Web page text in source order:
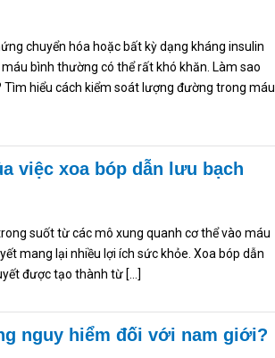
chuyển hóa hoặc bất kỳ dạng kháng insulin
bình thường có thể rất khó khăn. Làm sao
hiểu cách kiểm soát lượng đường trong máu
việc xoa bóp dẫn lưu bạch
suốt từ các mô xung quanh cơ thể vào máu
mang lại nhiều lợi ích sức khỏe. Xoa bóp dẫn
được tạo thành từ […]
nguy hiểm đối với nam giới?